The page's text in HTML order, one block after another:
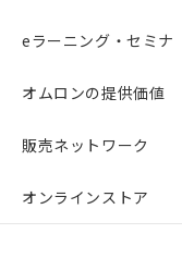
eラーニング・セミナ
オムロンの提供価値
販売ネットワーク
オンラインストア